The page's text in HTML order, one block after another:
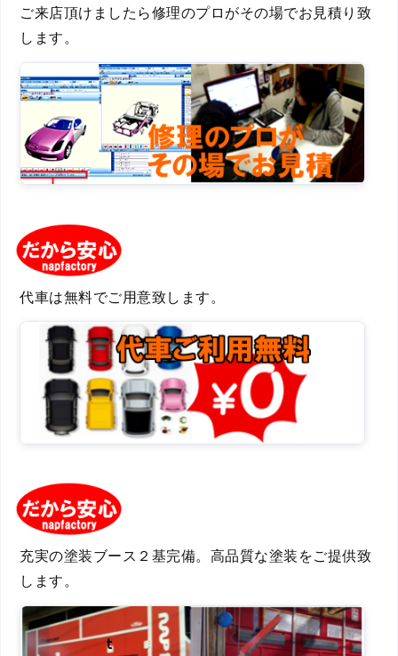
ご来店頂けましたら修理のプロがその場でお見積り致
します。
代車は無料でご用意致します。
充実の塗装ブース２基完備。高品質な塗装をご提供致
します。